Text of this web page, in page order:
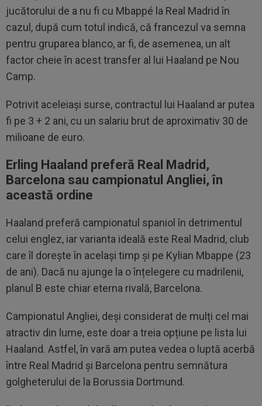
jucătorului de a nu fi cu Mbappé la Real Madrid în
cazul, după cum totul indică, că francezul va semna
pentru gruparea blanco, ar fi, de asemenea, un alt
factor cheie în acest transfer al lui Haaland pe Nou
Camp.
Potrivit aceleiași surse, contractul lui Haaland ar putea
fi pe 3 + 2 ani, cu un salariu brut de aproximativ 30 de
milioane de euro.
Erling Haaland preferă Real Madrid,
Barcelona sau campionatul Angliei, în
această ordine
Haaland preferă campionatul spaniol în detrimentul
celui englez, iar varianta ideală este Real Madrid, club
care îl dorește în același timp și pe Kylian Mbappe (23
de ani). Dacă nu ajunge la o înțelegere cu madrilenii,
planul B este chiar eterna rivală, Barcelona.
Campionatul Angliei, deși considerat de mulți cel mai
atractiv din lume, este doar a treia opțiune pe lista lui
Haaland. Astfel, în vară am putea vedea o luptă acerbă
între Real Madrid și Barcelona pentru semnătura
golgheterului de la Borussia Dortmund.